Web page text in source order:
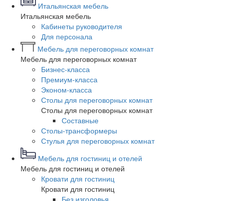
Итальянская мебель
Итальянская мебель
Кабинеты руководителя
Для персонала
Мебель для переговорных комнат
Мебель для переговорных комнат
Бизнес-класса
Премиум-класса
Эконом-класса
Столы для переговорных комнат
Столы для переговорных комнат
Составные
Столы-трансформеры
Стулья для переговорных комнат
Мебель для гостиниц и отелей
Мебель для гостиниц и отелей
Кровати для гостиниц
Кровати для гостиниц